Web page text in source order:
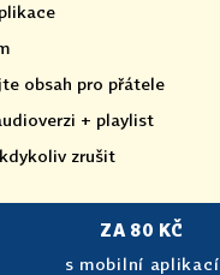
obsah pro přátele
+ playlist
zrušit
ZA 80 KČ
s mobilní aplikací